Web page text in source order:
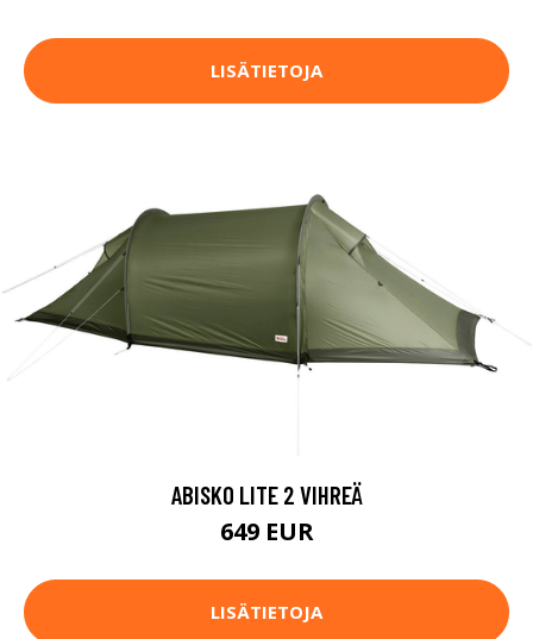
LISÄTIETOJA
ABISKO LITE 2 VIHREÄ
649 EUR
LISÄTIETOJA